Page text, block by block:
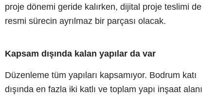
proje dönemi geride kalırken, dijital proje teslimi de
resmi sürecin ayrılmaz bir parçası olacak.
Kapsam dışında kalan yapılar da var
Düzenleme tüm yapıları kapsamıyor. Bodrum katı
dışında en fazla iki katlı ve toplam yapı inşaat alanı